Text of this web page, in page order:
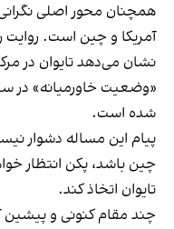
همچنان محور اصلی
آمریکا و چین است. روایت
نشان می‌دهد تایوان در
«وضعیت خاورمیانه» در
شده است.
پیام این مساله دشوار
چین باشد، پکن انتظار
تایوان اتخاذ کند.
چند مقام کنونی و پیشین